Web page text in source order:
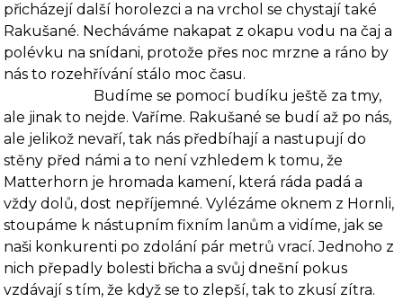
přicházejí další horolezci a na vrchol se chystají také
Rakušané. Necháváme nakapat z okapu vodu na čaj a
polévku na snídani, protože přes noc mrzne a ráno by
nás to rozehřívání stálo moc času.
Budíme se pomocí budíku ještě za tmy,
ale jinak to nejde. Vaříme. Rakušané se budí až po nás,
ale jelikož nevaří, tak nás předbíhají a nastupují do
stěny před námi a to není vzhledem k tomu, že
Matterhorn je hromada kamení, která ráda padá a
vždy dolů, dost nepříjemné. Vylézáme oknem z Hornli,
stoupáme k nástupním fixním lanům a vidíme, jak se
naši konkurenti po zdolání pár metrů vrací. Jednoho z
nich přepadly bolesti břicha a svůj dnešní pokus
vzdávají s tím, že když se to zlepší, tak to zkusí zítra.